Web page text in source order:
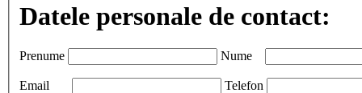
Datele personale de contact:
Prenume Nume
Email Telefon